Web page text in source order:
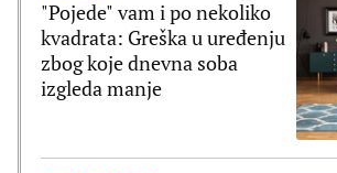
"Pojede" vam i po nekoliko
kvadrata: Greška u uređenju
zbog koje dnevna soba
izgleda manje